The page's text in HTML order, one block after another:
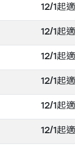
12/1起
12/1起
12/1起
12/1起
12/1起
12/1起